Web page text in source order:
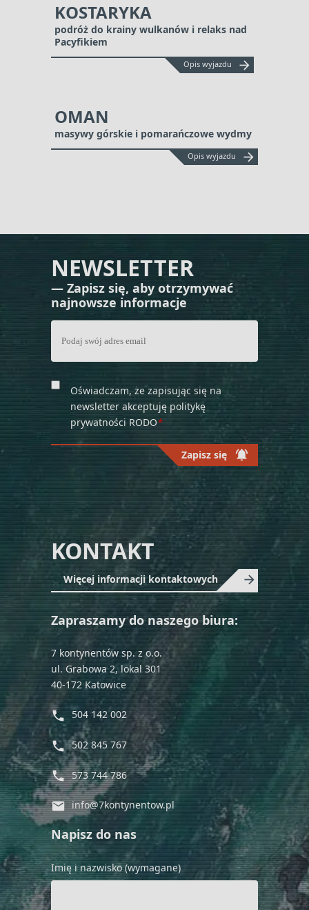
KOSTARYKA
podróż do krainy wulkanów i relaks nad
Pacyfikiem
Opis wyjazdu arrow_forward
OMAN
masywy górskie i pomarańczowe wydmy
Opis wyjazdu arrow_forward
NEWSLETTER
— Zapisz się, aby otrzymywać
najnowsze informacje
Oświadczam, że zapisując się na
newsletter akceptuję politykę
prywatności RODO*
Zapisz się notifications_active
Please
leave
this
field
empty.
KONTAKT
Więcej informacji kontaktowych
Zapraszamy do naszego biura:
7 kontynentów sp. z o.o.
ul. Grabowa 2, lokal 301
40-172 Katowice
phone 504 142 002
phone 502 845 767
phone 573 744 786
mail info@7kontynentow.pl
Napisz do nas
Imię i nazwisko (wymagane)